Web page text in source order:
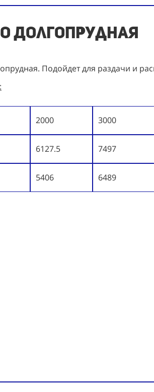
Долгопрудная
Подойдет для раздачи и
2000 3000
6127.5 7497
5406 6489